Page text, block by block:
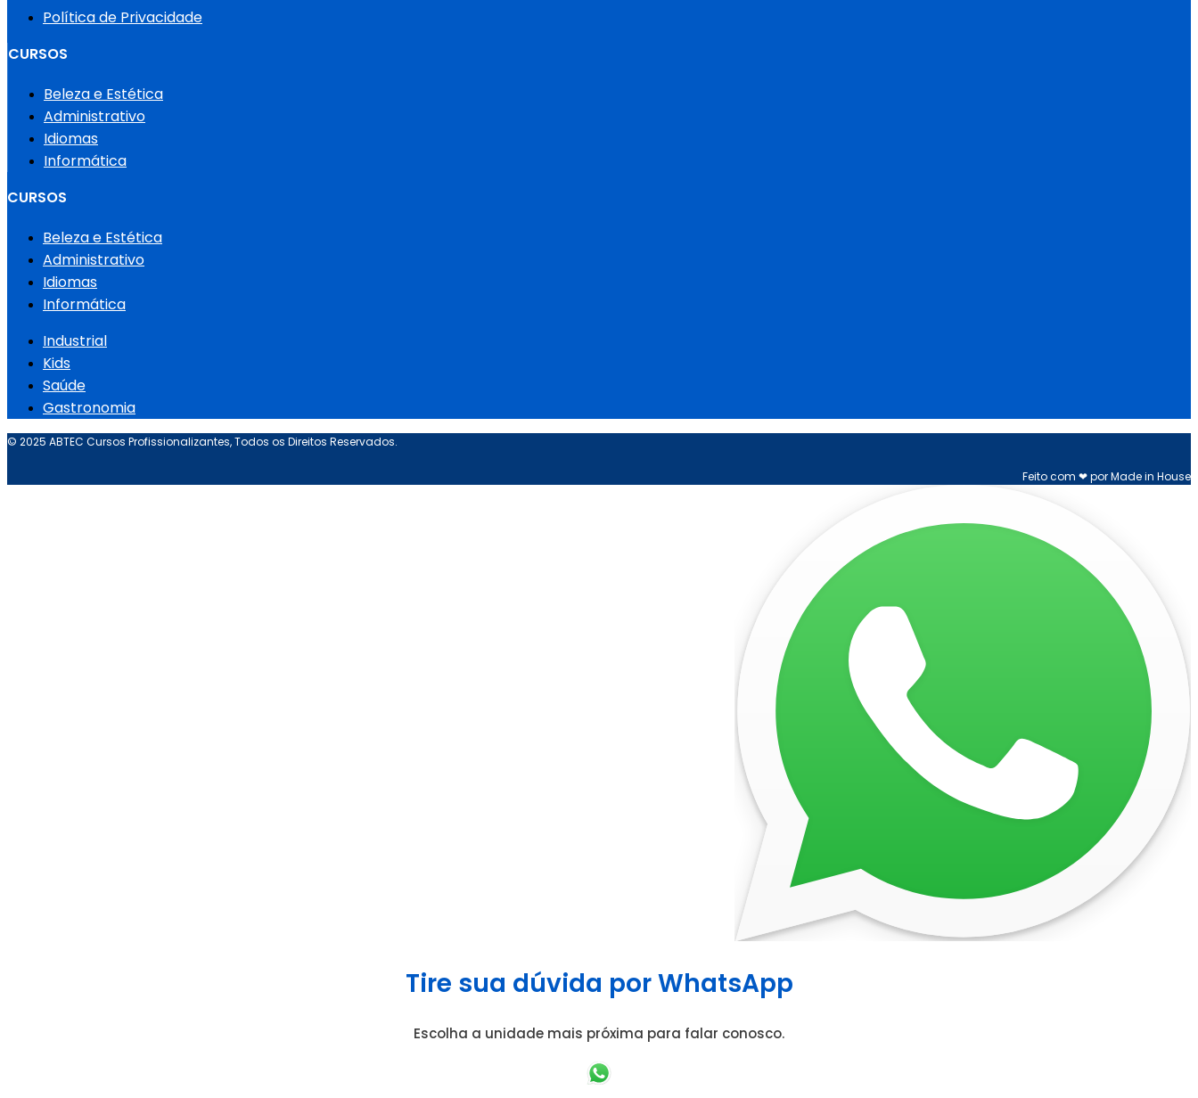
Política de Privacidade
CURSOS
Beleza e Estética
Administrativo
Idiomas
Informática
CURSOS
Beleza e Estética
Administrativo
Idiomas
Informática
Industrial
Kids
Saúde
Gastronomia
© 2025 ABTEC Cursos Profissionalizantes, Todos os Direitos Reservados.
Feito com ❤ por Made in House
Tire sua dúvida por WhatsApp
Escolha a unidade mais próxima para falar conosco.